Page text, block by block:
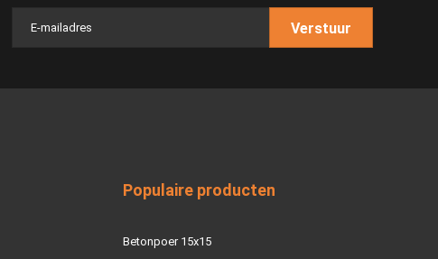
Verstuur
Populaire producten
Betonpoer 15x15